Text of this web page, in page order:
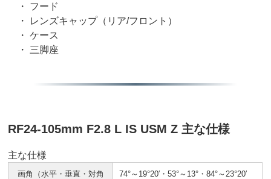
・ フード
・ レンズキャップ（リア/フロント）
・ ケース
・ 三脚座
RF24-105mm F2.8 L IS USM Z 主な仕様
主な仕様
画角（水平・垂直・対角
74°～19°20′・53°～13°・84°～23°20′